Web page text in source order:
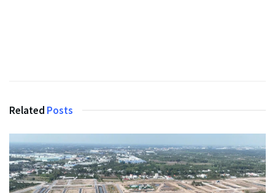
Related Posts